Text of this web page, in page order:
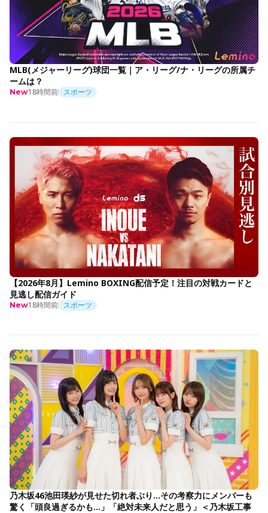
MLB(メジャーリーグ)球団一覧｜ア・リーグ/ナ・リーグの所属チ
ームは？
New18時間前 スポーツ
【2026年8月】Lemino BOXING配信予定！注目の対戦カードと
見逃し配信ガイド
New18時間前 スポーツ
乃木坂46池田瑛紗が見せた切れ者ぶり…その考察力にメンバーも
驚く「頭良過ぎるかも…」「絶対未来人だと思う」＜乃木坂工事